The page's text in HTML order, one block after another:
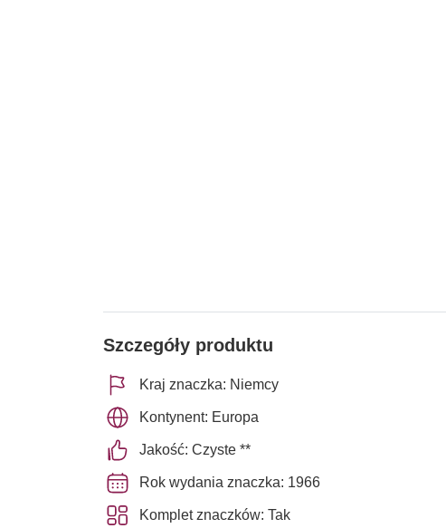
Szczegóły produktu
Kraj znaczka: Niemcy
Kontynent: Europa
Jakość: Czyste **
Rok wydania znaczka: 1966
Komplet znaczków: Tak